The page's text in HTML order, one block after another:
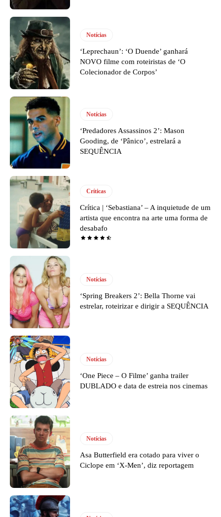
Notícias
‘Leprechaun’: ‘O Duende’ ganhará
NOVO filme com roteiristas de ‘O
Colecionador de Corpos’
Notícias
‘Predadores Assassinos 2’: Mason
Gooding, de ‘Pânico’, estrelará a
SEQUÊNCIA
Críticas
Crítica | ‘Sebastiana’ – A inquietude de um
artista que encontra na arte uma forma de
desabafo
Notícias
‘Spring Breakers 2’: Bella Thorne vai
estrelar, roteirizar e dirigir a SEQUÊNCIA
Notícias
‘One Piece – O Filme’ ganha trailer
DUBLADO e data de estreia nos cinemas
Notícias
Asa Butterfield era cotado para viver o
Ciclope em ‘X-Men’, diz reportagem